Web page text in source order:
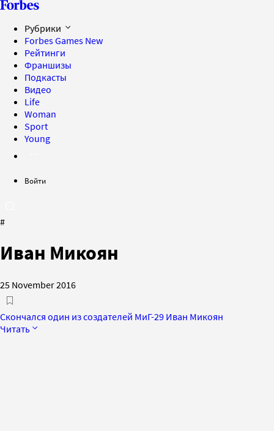
Рубрики
Forbes Games New
Рейтинги
Франшизы
Подкасты
Видео
Life
Woman
Sport
Young
Войти
#
Иван Микоян
25 November 2016
Скончался один из создателей МиГ-29 Иван Микоян
Читать